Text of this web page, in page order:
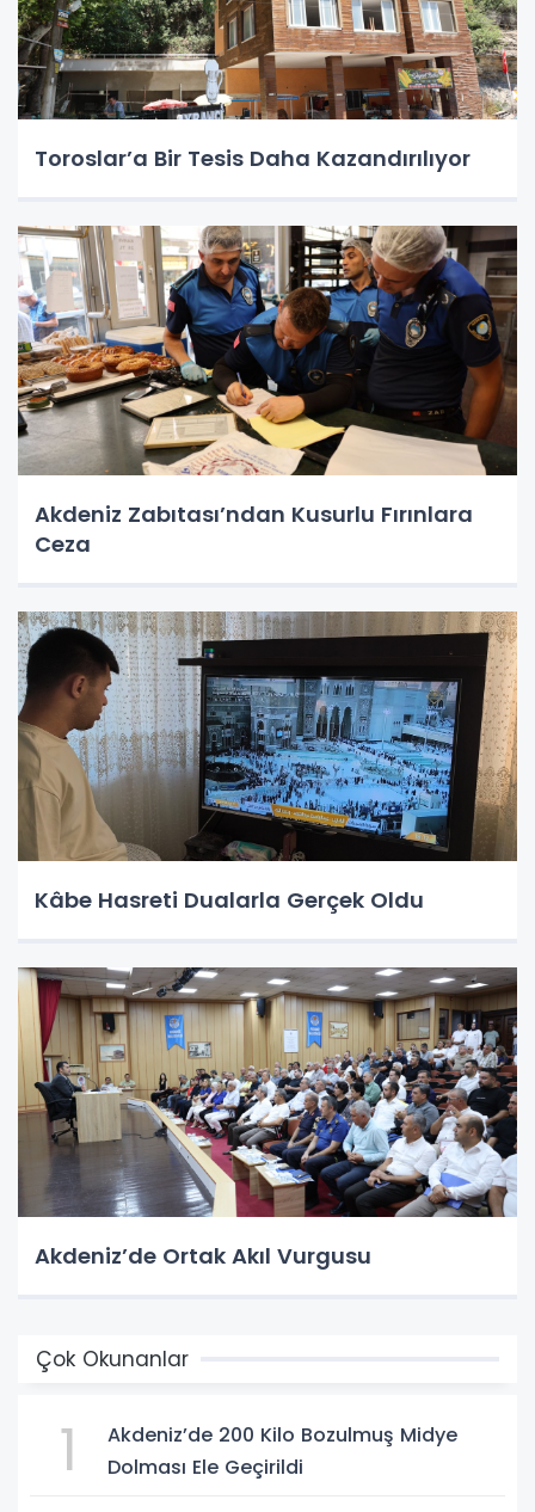
Toroslar’a Bir Tesis Daha Kazandırılıyor
Akdeniz Zabıtası’ndan Kusurlu Fırınlara
Ceza
Kâbe Hasreti Dualarla Gerçek Oldu
Akdeniz’de Ortak Akıl Vurgusu
Çok Okunanlar
1
Akdeniz’de 200 Kilo Bozulmuş Midye
Dolması Ele Geçirildi